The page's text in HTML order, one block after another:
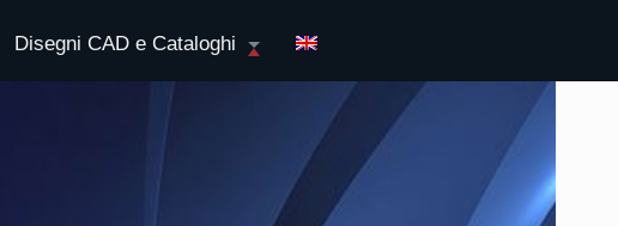
Disegni CAD e Cataloghi